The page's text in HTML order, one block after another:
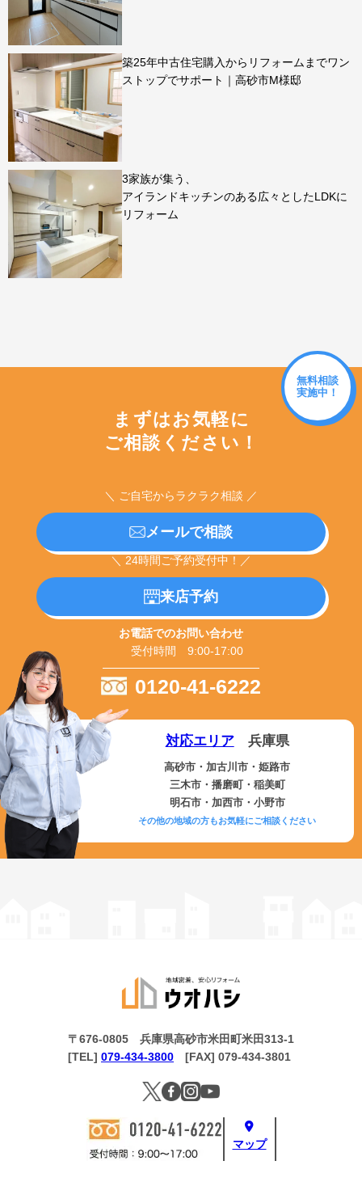
築25年中古住宅購入からリフォームまでワン
ストップでサポート｜高砂市M様邸
3家族が集う、
アイランドキッチンのある広々としたLDKに
リフォーム
無料相談
実施中！
まずはお気軽に
ご相談ください！
＼ ご自宅からラクラク相談 ／
メールで相談
＼ 24時間ご予約受付中！／
来店予約
お電話でのお問い合わせ
受付時間 9:00-17:00
0120-41-6222
対応エリア兵庫県
高砂市・加古川市・姫路市
三木市・播磨町・稲美町
明石市・加西市・小野市
その他の地域の方もお気軽にご相談ください
マップ
〒676-0805 兵庫県高砂市米田町米田313-1
[TEL] 079-434-3800 [FAX] 079-434-3801